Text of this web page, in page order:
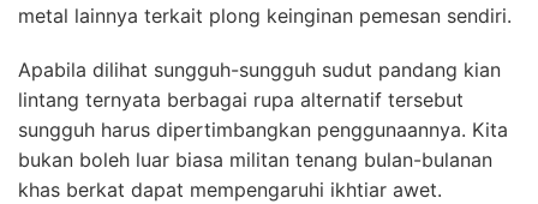
metal lainnya terkait plong keinginan pemesan sendiri.
Apabila dilihat sungguh-sungguh sudut pandang kian
lintang ternyata berbagai rupa alternatif tersebut
sungguh harus dipertimbangkan penggunaannya. Kita
bukan boleh luar biasa militan tenang bulan-bulanan
khas berkat dapat mempengaruhi ikhtiar awet.